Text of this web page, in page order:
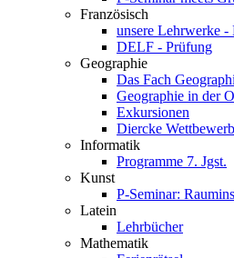
Französisch
unsere Lehrwerke -
DELF - Prüfung
Geographie
Das Fach
Geographie in der
Exkursionen
Diercke Wettbewerb
Informatik
Programme 7. Jgst.
Kunst
P-Seminar:
Latein
Lehrbücher
Mathematik